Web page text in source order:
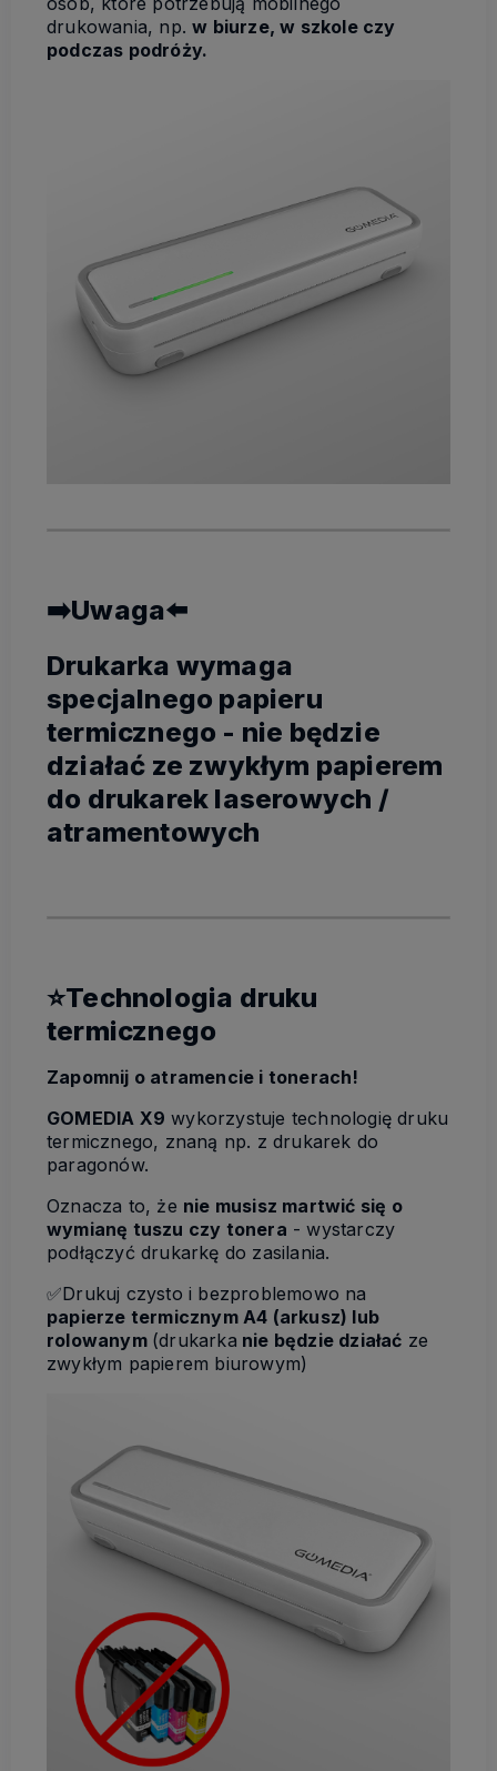
drukowania, np.w biurze, w szkole czy
podczas podróży.
➡️Uwaga⬅️
Drukarka wymaga
specjalnego papieru
termicznego - nie będzie
działać ze zwykłym papierem
do drukarek laserowych /
atramentowych
⭐Technologia druku
termicznego
Zapomnij o atramencie i tonerach!
GOMEDIA X9 wykorzystuje technologię druku
termicznego, znaną np. z drukarek do
paragonów.
Oznacza to, że nie musisz martwić się o
wymianę tuszu czy tonera - wystarczy
podłączyć drukarkę do zasilania.
✅Drukuj czysto i bezproblemowo na
papierze termicznym A4 (arkusz) lub
rolowanym (drukarka nie będzie działać ze
zwykłym papierem biurowym)